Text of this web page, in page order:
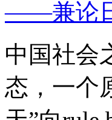
——兼论
中国社会
态，一个